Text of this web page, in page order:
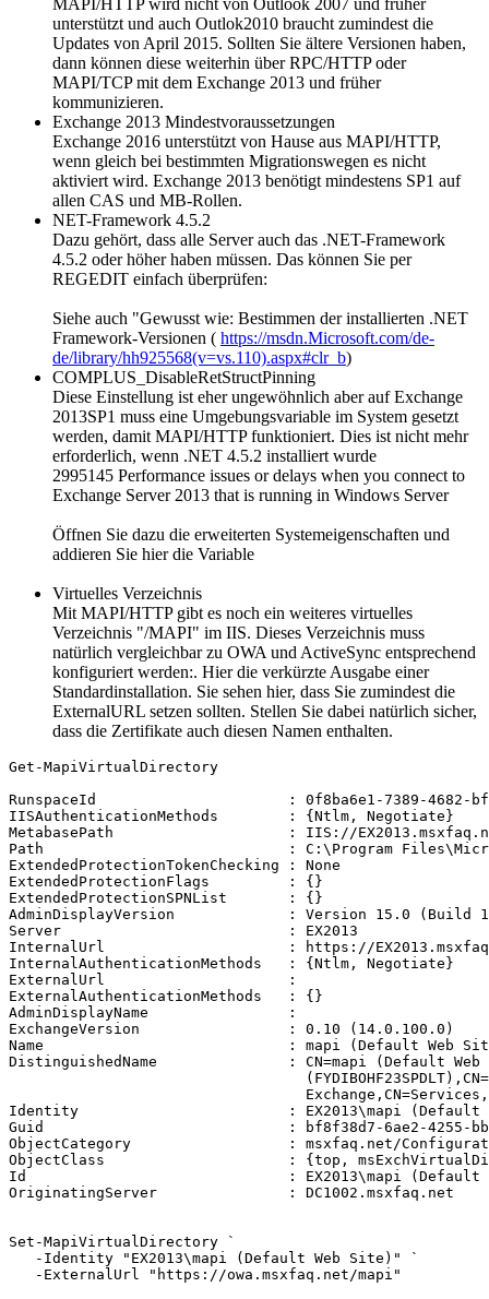
MAPI/HTTP wird nicht von Outlook 2007 und früher
unterstützt und auch Outlok2010 braucht zumindest die
Updates von April 2015. Sollten Sie ältere Versionen haben,
dann können diese weiterhin über RPC/HTTP oder
MAPI/TCP mit dem Exchange 2013 und früher
kommunizieren.
Exchange 2013 Mindestvoraussetzungen
Exchange 2016 unterstützt von Hause aus MAPI/HTTP,
wenn gleich bei bestimmten Migrationswegen es nicht
aktiviert wird. Exchange 2013 benötigt mindestens SP1 auf
allen CAS und MB-Rollen.
NET-Framework 4.5.2
Dazu gehört, dass alle Server auch das .NET-Framework
4.5.2 oder höher haben müssen. Das können Sie per
REGEDIT einfach überprüfen:
Siehe auch "Gewusst wie: Bestimmen der installierten .NET
Framework-Versionen ( https://msdn.Microsoft.com/de-
de/library/hh925568(v=vs.110).aspx#clr_b)
COMPLUS_DisableRetStructPinning
Diese Einstellung ist eher ungewöhnlich aber auf Exchange
2013SP1 muss eine Umgebungsvariable im System gesetzt
werden, damit MAPI/HTTP funktioniert. Dies ist nicht mehr
erforderlich, wenn .NET 4.5.2 installiert wurde
2995145 Performance issues or delays when you connect to
Exchange Server 2013 that is running in Windows Server
Öffnen Sie dazu die erweiterten Systemeigenschaften und
addieren Sie hier die Variable
Virtuelles Verzeichnis
Mit MAPI/HTTP gibt es noch ein weiteres virtuelles
Verzeichnis "/MAPI" im IIS. Dieses Verzeichnis muss
natürlich vergleichbar zu OWA und ActiveSync entsprechend
konfiguriert werden:. Hier die verkürzte Ausgabe einer
Standardinstallation. Sie sehen hier, dass Sie zumindest die
ExternalURL setzen sollten. Stellen Sie dabei natürlich sicher,
dass die Zertifikate auch diesen Namen enthalten.
Get-MapiVirtualDirectory
RunspaceId                      : 0f8ba6e1-7389-4682-
IISAuthenticationMethods        : {Ntlm, Negotiate}
MetabasePath                    : IIS://EX2013.msxfaq.net/
Path                            : C:\Program
ExtendedProtectionTokenChecking : None
ExtendedProtectionFlags         : {}
ExtendedProtectionSPNList       : {}
AdminDisplayVersion             : Version 15.0 (Build
Server                          : EX2013
InternalUrl                     : https://
InternalAuthenticationMethods   : {Ntlm, Negotiate}
ExternalUrl                     :
ExternalAuthenticationMethods   : {}
AdminDisplayName                :
ExchangeVersion                 : 0.10 (14.0.100.0)
Name                            : mapi (Default Web
DistinguishedName               : CN=mapi (Default Web
Identity                        : EX2013\mapi (Default
Guid                            : bf8f38d7-6ae2-4255-bbbd-
ObjectCategory                  : msxfaq.net/
ObjectClass                     : {top,
Id                              : EX2013\mapi (Default
OriginatingServer               : DC1002.msxfaq.net
Set-MapiVirtualDirectory `
   -Identity "EX2013\mapi (Default Web Site)" `
   -ExternalUrl "https://owa.msxfaq.net/mapi"